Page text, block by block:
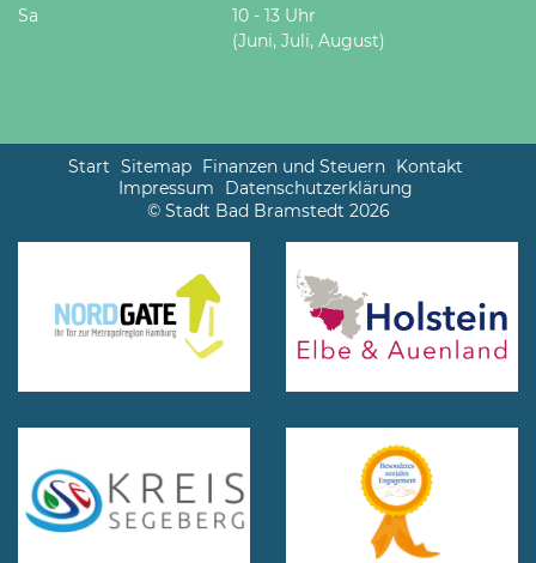
Sa
10 - 13 Uhr
(Juni, Juli, August)
Start Sitemap Finanzen und Steuern Kontakt
Impressum
Datenschutzerklärung
© Stadt Bad Bramstedt 2026